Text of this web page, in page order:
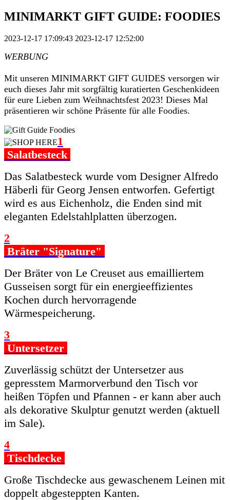
MINIMARKT GIFT GUIDE: FOODIES
2023-12-17 17:09:43 2023-12-17 12:52:00
WERBUNG
Mit unseren MINIMARKT GIFT GUIDES versorgen wir
euch dieses Jahr mit sorgfältig kuratierten Geschenkideen
für eure Lieben zum Weihnachtsfest 2023! Dieses Mal
präsentieren wir schöne Präsente für alle Foodies.
1
Salatbesteck
Das Salatbesteck wurde vom Designer Alfredo
Häberli für Georg Jensen entworfen. Gefertigt
wird es aus Eichenholz, die Enden sind mit
eleganten Edelstahlplatten überzogen.
2
Bräter "Signature"
Der Bräter von Le Creuset aus emailliertem
Gusseisen sorgt für ein energieeffizientes
Kochen durch hervorragende
Wärmespeicherung.
3
Untersetzer
Zuverlässig schützt der Untersetzer aus
gepresstem Marmorverbund den Tisch vor
heißen Töpfen und Pfannen - er kann aber auch
als dekorative Skulptur genutzt werden (aktuell
im Sale).
4
Tischdecke
Große Tischdecke aus gewaschenem Leinen mit
doppelt abgesteppten Kanten.